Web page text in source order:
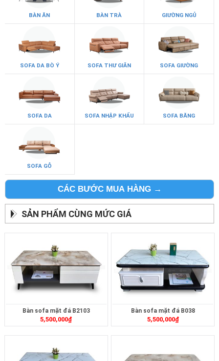
BÀN ĂN BÀN TRÀ GIƯỜNG NGỦ
SOFA DA BÒ Ý SOFA THƯ GIÃN SOFA GIƯỜNG
SOFA DA SOFA NHẬP KHẨU SOFA BĂNG
SOFA GỖ
CÁC BƯỚC MUA HÀNG →
SẢN PHẨM CÙNG MỨC GIÁ
Bàn sofa mặt đá B2103
5,500,000₫
Bàn sofa mặt đá B038
5,500,000₫